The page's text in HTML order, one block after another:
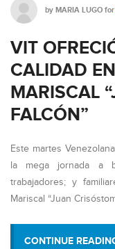
by MARIA LUGO for
VIT
CALIDAD
MARISCAL
FALCÓN”
Este martes
la mega jornada a
trabajadores; y
Mariscal “Juan
CONTINUE